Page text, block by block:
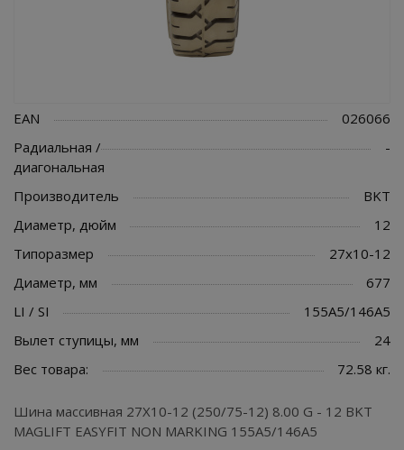
EAN
026066
Радиальная /
диагональная
-
Производитель
BKT
Диаметр, дюйм
12
Типоразмер
27x10-12
Диаметр, мм
677
LI / SI
155A5/146A5
Вылет ступицы, мм
24
Вес товара:
72.58 кг.
Шина массивная 27X10-12 (250/75-12) 8.00 G - 12 BKT
MAGLIFT EASYFIT NON MARKING 155A5/146A5